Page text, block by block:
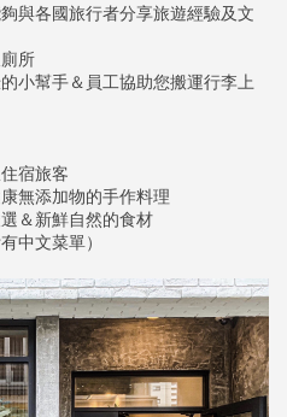
與各國旅行者分享旅遊經驗及文
所
小幫手＆員工協助您搬運行李上
宿旅客
無添加物的手作料理
＆新鮮自然的食材
中文菜單）